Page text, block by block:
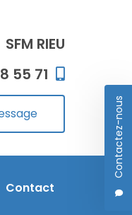
SFM RIEU
55 71
Contactez-nous
Contact